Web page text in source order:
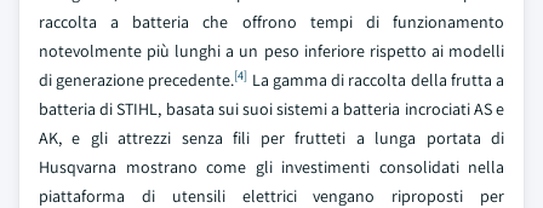
raccolta a batteria che offrono tempi di funzionamento
notevolmente più lunghi a un peso inferiore rispetto ai modelli
di generazione precedente.[4] La gamma di raccolta della frutta a
batteria di STIHL, basata sui suoi sistemi a batteria incrociati AS e
AK, e gli attrezzi senza fili per frutteti a lunga portata di
Husqvarna mostrano come gli investimenti consolidati nella
piattaforma di utensili elettrici vengano riproposti per